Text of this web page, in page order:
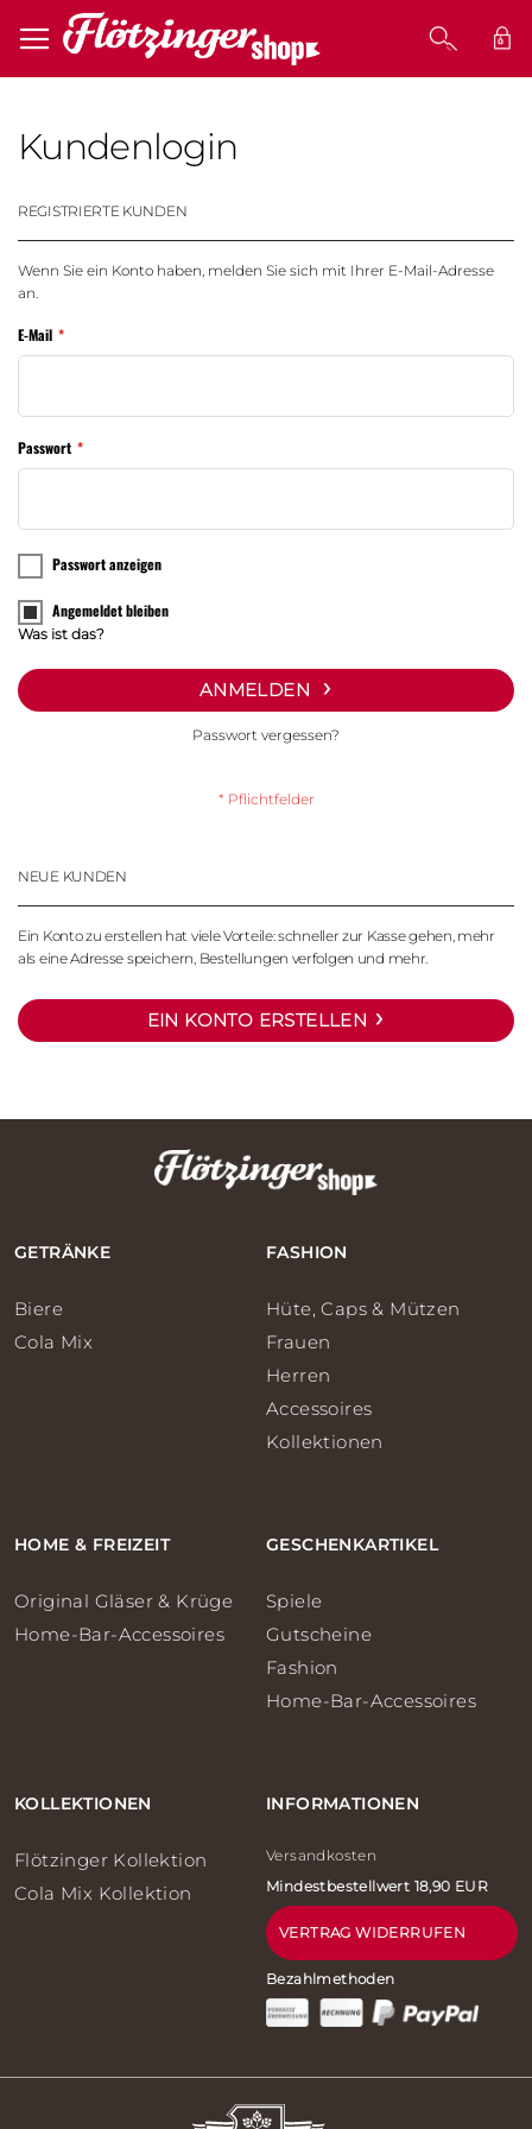
Kundenlogin
REGISTRIERTE KUNDEN
Wenn Sie ein Konto haben, melden Sie sich mit Ihrer E-Mail-Adresse
an.
E-Mail
Passwort
Passwort anzeigen
Angemeldet bleiben
Was ist das?
ANMELDEN
Passwort vergessen?
NEUE KUNDEN
Ein Konto zu erstellen hat viele Vorteile: schneller zur Kasse gehen, mehr
als eine Adresse speichern, Bestellungen verfolgen und mehr.
EIN KONTO ERSTELLEN
GETRÄNKE
Biere
Cola Mix
FASHION
Hüte, Caps & Mützen
Frauen
Herren
Accessoires
Kollektionen
HOME & FREIZEIT
Original Gläser & Krüge
Home-Bar-Accessoires
GESCHENKARTIKEL
Spiele
Gutscheine
Fashion
Home-Bar-Accessoires
KOLLEKTIONEN
Flötzinger Kollektion
Cola Mix Kollektion
INFORMATIONEN
Versandkosten
Mindestbestellwert 18,90 EUR
VERTRAG WIDERRUFEN
Bezahlmethoden